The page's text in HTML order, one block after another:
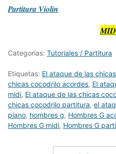
Partitura Violín
Categorías: Tutoriales / Partitura
Etiquetas: El ataque de las
chicas cocodrilo acordes, El
midi, El ataque de las chicas
chicas cocodrilo partitura, el
piano, hombres g, Hombres G
Hombres G midi, Hombres G